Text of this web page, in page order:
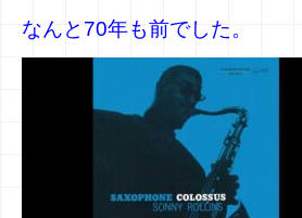
なんと70年も前でした。